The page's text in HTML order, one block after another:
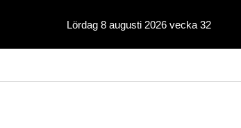
Lördag 8 augusti 2026 vecka 32